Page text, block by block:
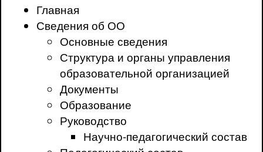
Главная
Сведения об ОО
Основные сведения
Структура и органы управления
образовательной организацией
Документы
Образование
Руководство
Научно-педагогический состав